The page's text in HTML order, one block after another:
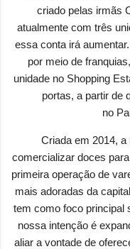
criado pelas irmãs
atualmente com três
essa conta irá
por meio de
unidade no Shopping
portas, a partir de
no
Criada em 2014,
comercializar doces
primeira operação de
mais adoradas da
tem como foco principal
nossa intenção é
aliar a vontade de